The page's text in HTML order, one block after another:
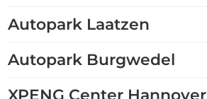
Autopark Laatzen
Autopark Burgwedel